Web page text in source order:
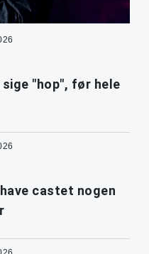
"hop", før hele
castet nogen